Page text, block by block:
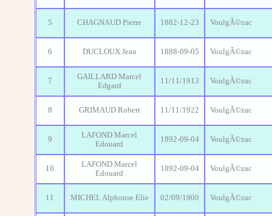
5 CHAGNAUD Pierre 1882-12-23 VoulgÃ©zac
6 DUCLOUX Jean 1888-09-05 VoulgÃ©zac
7
GAILLARD Marcel
Edgard
11/11/1913 VoulgÃ©zac
8 GRIMAUD Robert 11/11/1922 VoulgÃ©zac
9
LAFOND Marcel
Edouard
1892-09-04 VoulgÃ©zac
10
LAFOND Marcel
Edouard
1892-09-04 VoulgÃ©zac
11 MICHEL Alphonse Elie 02/09/1900 VoulgÃ©zac